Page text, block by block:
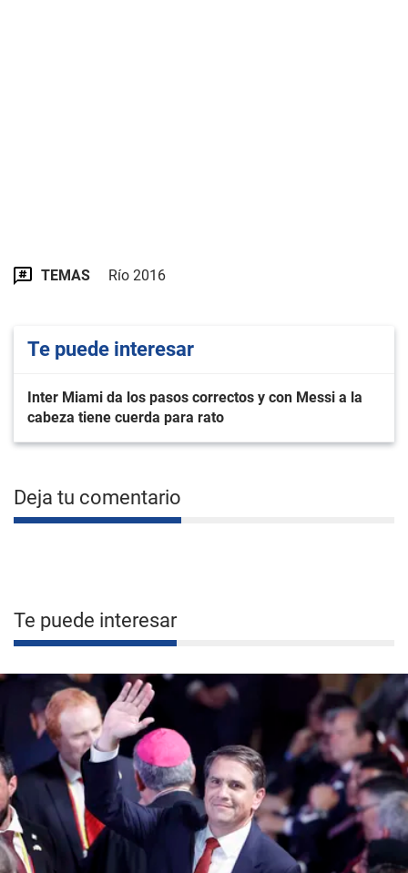
TEMAS Río 2016
Te puede interesar
Inter Miami da los pasos correctos y con Messi a la
cabeza tiene cuerda para rato
Deja tu comentario
Te puede interesar